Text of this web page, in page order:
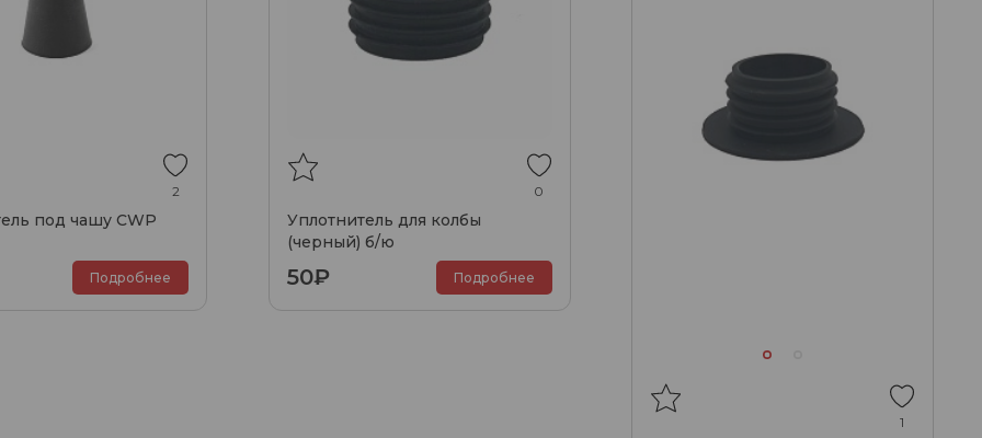
2
под чашу CWP
Подробнее
0
Уплотнитель для колбы
(черный) б/ю
50₽ Подробнее
1